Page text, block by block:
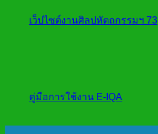
เว็ปไซต์งานศิลปหัตถกรรมฯ 73
คู่มือการใช้งาน E-IQA